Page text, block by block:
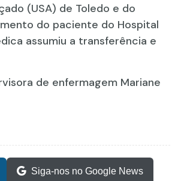
(USA) de Toledo e do
do paciente do Hospital
assumiu a transferência e
de enfermagem Mariane
Siga-nos no Google News